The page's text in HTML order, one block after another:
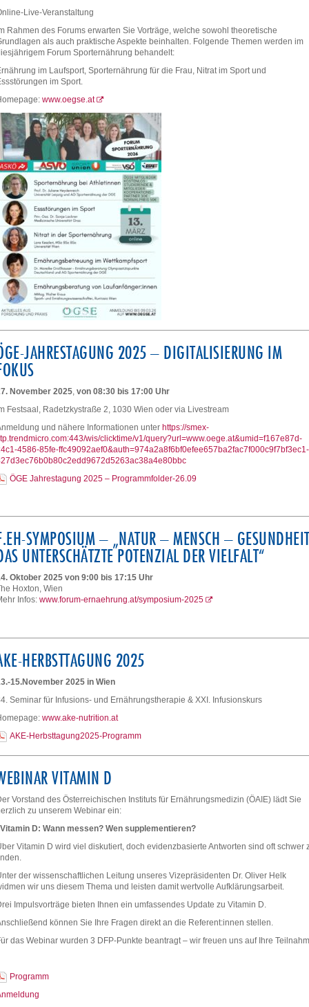
Live-Veranstaltung
Rahmen des Forums erwarten Sie Vorträge, welche sowohl theoretische
als auch praktische Aspekte beinhalten. Folgende Themen werden im
Forum Sporternährung behandelt:
im Laufsport, Sporternährung für die Frau, Nitrat im Sport und
im Sport.
www.oegse.at
JAHRESTAGUNG 2025 – DIGITALISIERUNG IM
November 2025, von 08:30 bis 17:00 Uhr
Festsaal, Radetzkystraße 2, 1030 Wien oder via Livestream
und nähere Informationen unter https://smex-
wis/clicktime/v1/query?url=www.oege.at&umid=f167e87d-
4586-85fe-ffc49092aef0&auth=974a2a8f6bf0efee657ba2fac7f000c9f7bf3ec1-
ÖGE Jahrestagung 2025 – Programmfolder-26.09
SYMPOSIUM – „NATUR – MENSCH –
UNTERSCHÄTZTE POTENZIAL DER VIELFALT“
Oktober 2025 von 9:00 bis 17:15 Uhr
Hoxton, Wien
Infos: www.forum-ernaehrung.at/symposium-2025
HERBSTTAGUNG 2025
15.November 2025 in Wien
Seminar für Infusions- und Ernährungstherapie & XXI. Infusionskurs
www.ake-nutrition.at
AKE-Herbsttagung2025-Programm
VITAMIN D
Vorstand des Österreichischen Instituts für Ernährungsmedizin (ÖAIE) lädt Sie
zu unserem Webinar ein:
Vitamin D: Wann messen? Wen supplementieren?
Vitamin D wird viel diskutiert, doch evidenzbasierte Antworten sind oft schwer
der wissenschaftlichen Leitung unseres Vizepräsidenten Dr. Oliver Helk
wir uns diesem Thema und leisten damit wertvolle Aufklärungsarbeit.
Impulsvorträge bieten Ihnen ein umfassendes Update zu Vitamin D.
können Sie Ihre Fragen direkt an die Referent:innen stellen.
das Webinar wurden 3 DFP-Punkte beantragt – wir freuen uns auf Ihre
Programm